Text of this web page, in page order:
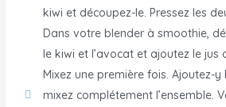
kiwi et découpez-le. Pressez les
Dans votre blender à smoothie,
le kiwi et l’avocat et ajoutez le jus
Mixez une première fois. Ajoutez-y
mixez complétement l’ensemble.